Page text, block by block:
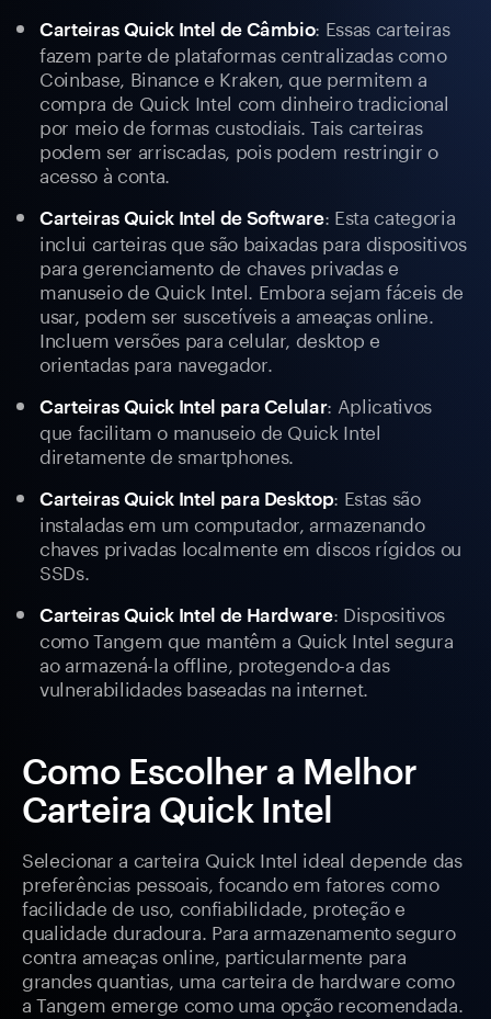
Carteiras Quick Intel de Câmbio: Essas carteiras
fazem parte de plataformas centralizadas como
Coinbase, Binance e Kraken, que permitem a
compra de Quick Intel com dinheiro tradicional
por meio de formas custodiais. Tais carteiras
podem ser arriscadas, pois podem restringir o
acesso à conta.
Carteiras Quick Intel de Software: Esta categoria
inclui carteiras que são baixadas para dispositivos
para gerenciamento de chaves privadas e
manuseio de Quick Intel. Embora sejam fáceis de
usar, podem ser suscetíveis a ameaças online.
Incluem versões para celular, desktop e
orientadas para navegador.
Carteiras Quick Intel para Celular: Aplicativos
que facilitam o manuseio de Quick Intel
diretamente de smartphones.
Carteiras Quick Intel para Desktop: Estas são
instaladas em um computador, armazenando
chaves privadas localmente em discos rígidos ou
SSDs.
Carteiras Quick Intel de Hardware: Dispositivos
como Tangem que mantêm a Quick Intel segura
ao armazená-la offline, protegendo-a das
vulnerabilidades baseadas na internet.
Como Escolher a Melhor
Carteira Quick Intel
Selecionar a carteira Quick Intel ideal depende das
preferências pessoais, focando em fatores como
facilidade de uso, confiabilidade, proteção e
qualidade duradoura. Para armazenamento seguro
contra ameaças online, particularmente para
grandes quantias, uma carteira de hardware como
a Tangem emerge como uma opção recomendada.